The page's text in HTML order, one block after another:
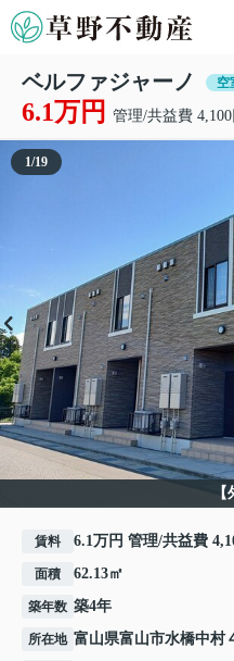
ベルファジャーノ 空
6.1万円 管理/共益費 4,100
1/19
賃料 6.1万円 管理/共益費
面積 62.13㎡
築年数 築4年
所在地 富山県富山市水橋中村